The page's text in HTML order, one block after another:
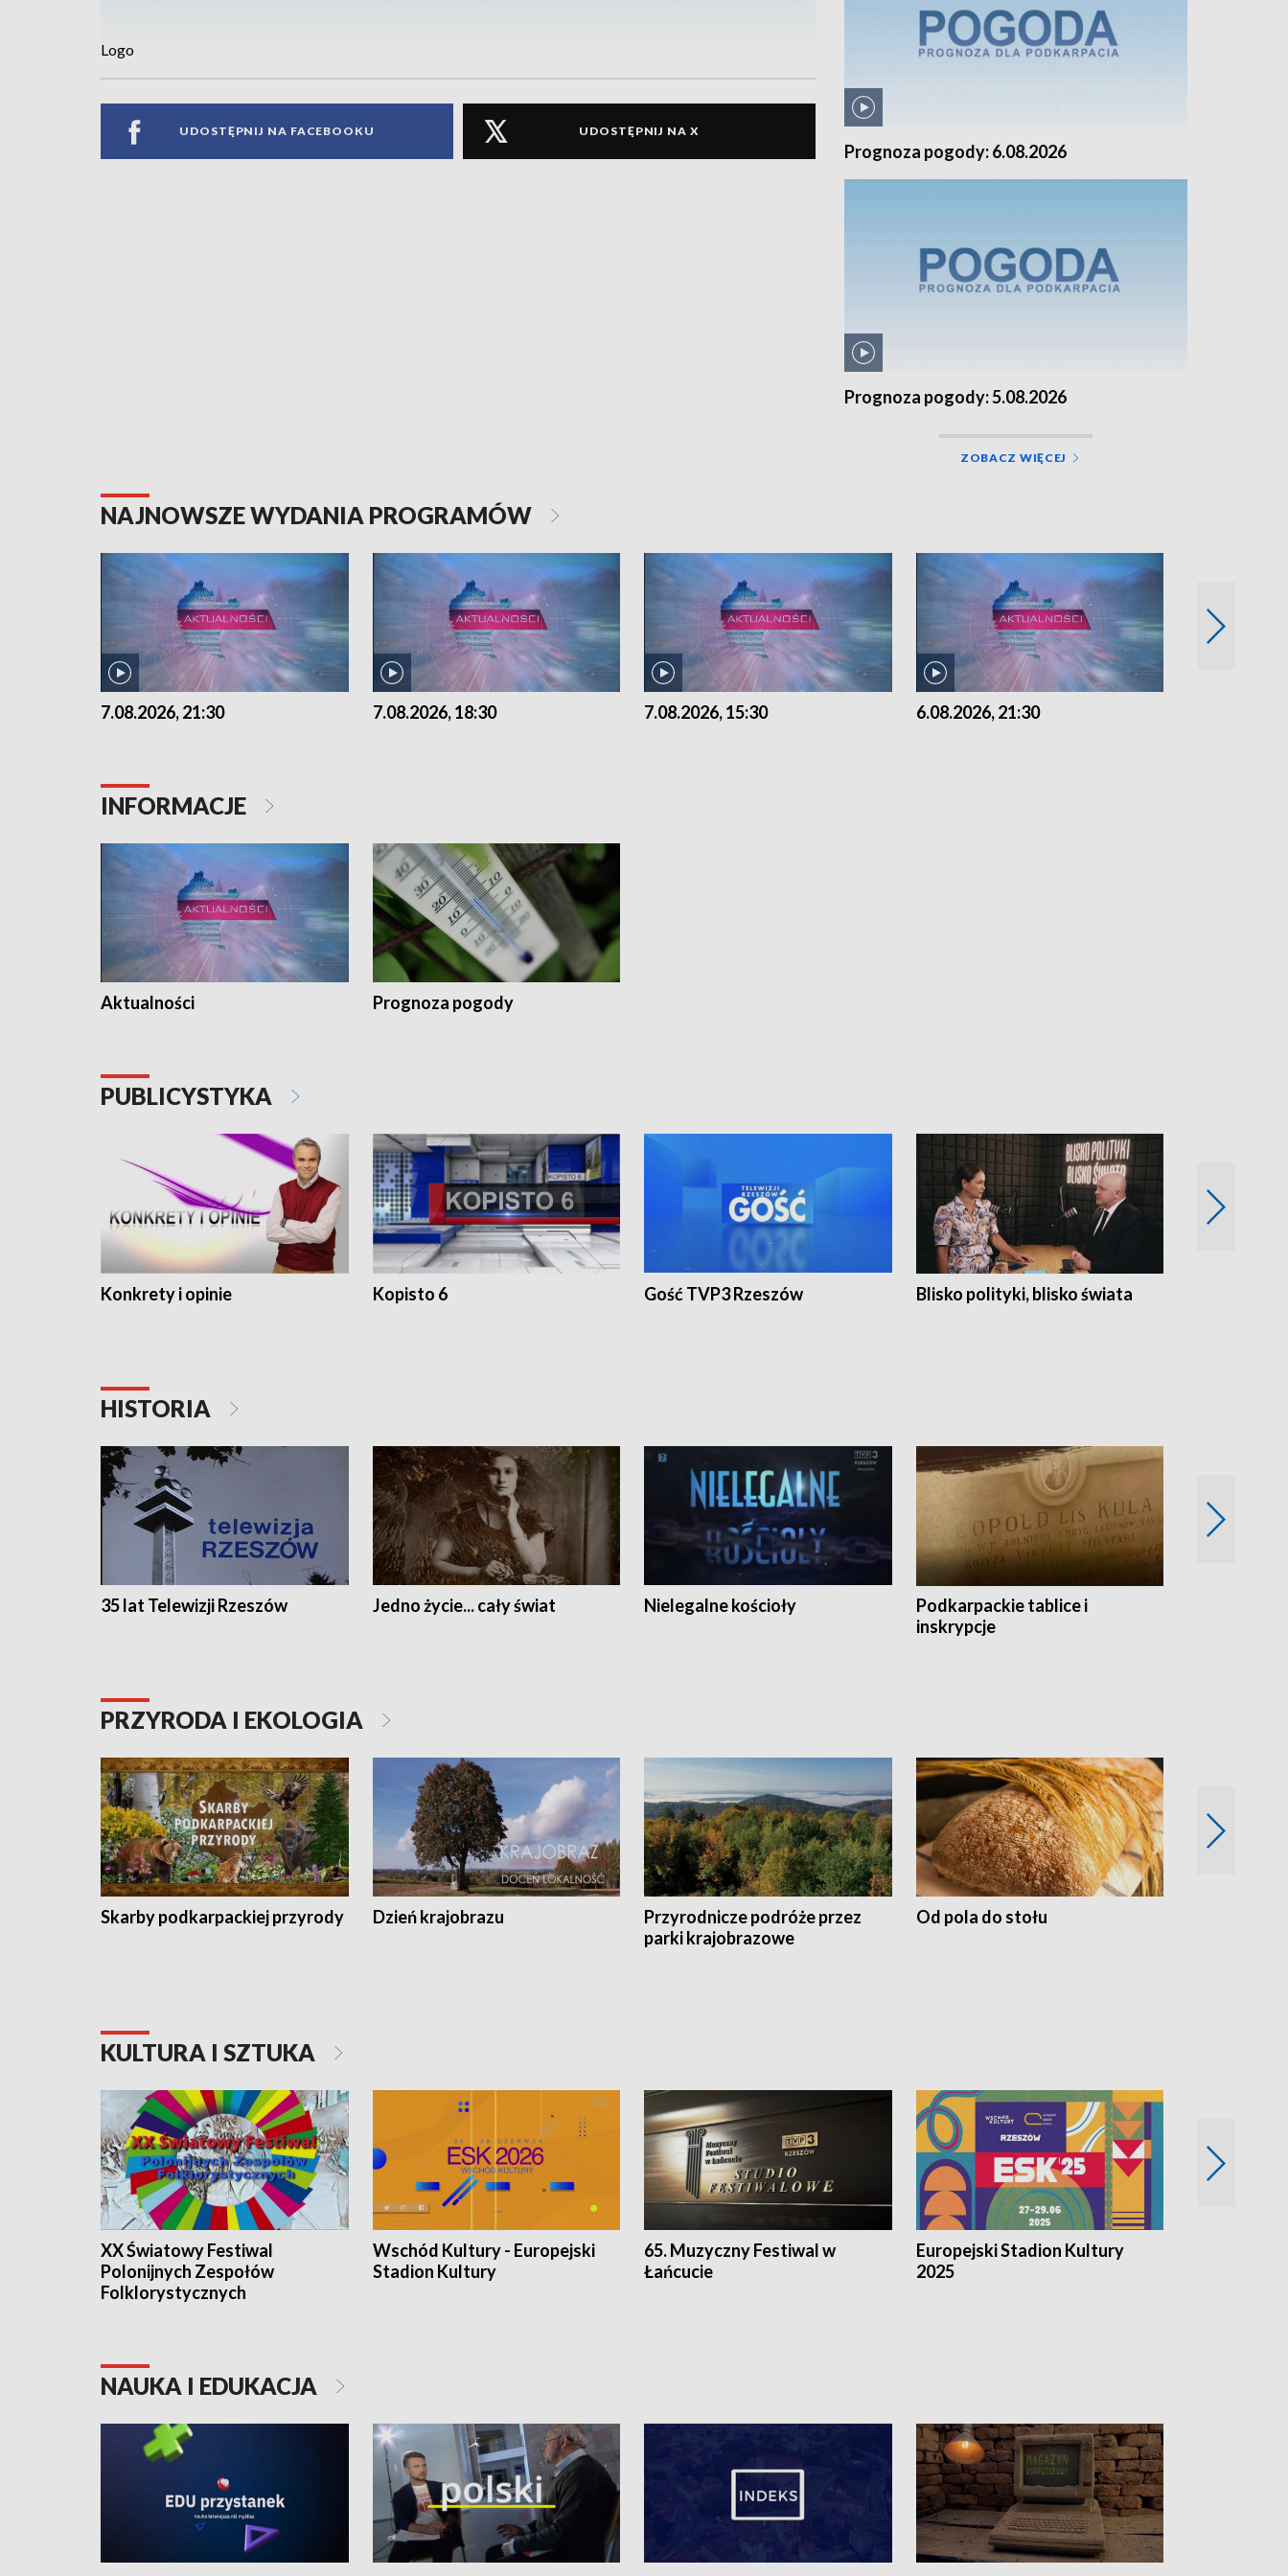
Logo
UDOSTĘPNIJ NA FACEBOOKU UDOSTĘPNIJ NA X
Prognoza pogody: 6.08.2026
Prognoza pogody: 5.08.2026
ZOBACZ WIĘCEJ
NAJNOWSZE WYDANIA PROGRAMÓW
7.08.2026, 21:30 7.08.2026, 18:30 7.08.2026, 15:30 6.08.2026, 21:30
INFORMACJE
Aktualności Prognoza pogody
PUBLICYSTYKA
Konkrety i opinie Kopisto 6 Gość TVP3 Rzeszów Blisko polityki, blisko świata
HISTORIA
35 lat Telewizji Rzeszów Jedno życie... cały świat Nielegalne kościoły
Podkarpackie tablice i
inskrypcje
PRZYRODA I EKOLOGIA
Skarby podkarpackiej przyrody Dzień krajobrazu
Przyrodnicze podróże przez
parki krajobrazowe
Od pola do stołu
KULTURA I SZTUKA
XX Światowy Festiwal
Polonijnych Zespołów
Folklorystycznych
Wschód Kultury - Europejski
Stadion Kultury
65. Muzyczny Festiwal w
Łańcucie
Europejski Stadion Kultury
2025
NAUKA I EDUKACJA